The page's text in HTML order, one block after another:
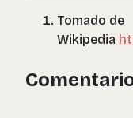
Tomado de
Wikipedia